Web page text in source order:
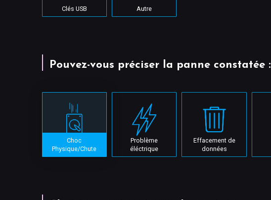
Clés USB Autre
Pouvez-vous préciser la panne constatée :
Choc
Physique/Chute
Problème
éléctrique
Effacement de
données